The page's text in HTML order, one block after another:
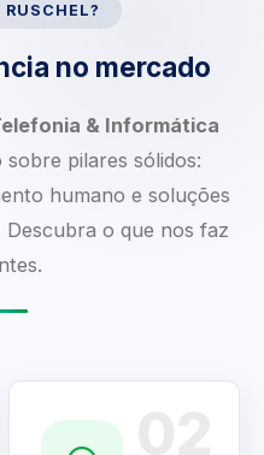
RUSCHEL?
no mercado
& Informática
pilares sólidos:
humano e soluções
o que nos faz